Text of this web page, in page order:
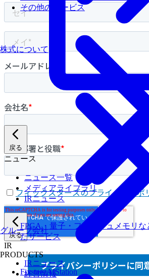
戻る
ニュース
ニュース一覧
メディアライブラリ
IRニュース
戻る
IR
IRニュース
経営情報
グループ会社
その他のサービス
FPGA・量子・フラッシュメモリ
たサービス
PRODUCTS
Fixstars AIStation
株式について